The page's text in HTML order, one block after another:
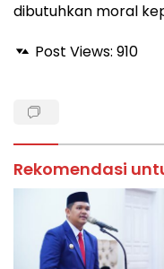
dibutuhkan moral
Post Views: 910
Rekomendasi